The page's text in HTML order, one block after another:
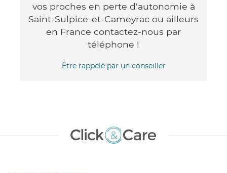
vos proches en perte d'autonomie à
Saint-Sulpice-et-Cameyrac ou ailleurs
en France contactez-nous par
téléphone !
Être rappelé par un conseiller